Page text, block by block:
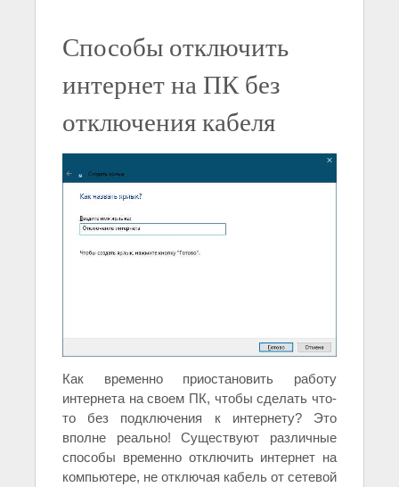
Способы отключить
интернет на ПК без
отключения кабеля
Как временно приостановить работу
интернета на своем ПК, чтобы сделать что-
то без подключения к интернету? Это
вполне реально! Существуют различные
способы временно отключить интернет на
компьютере, не отключая кабель от сетевой